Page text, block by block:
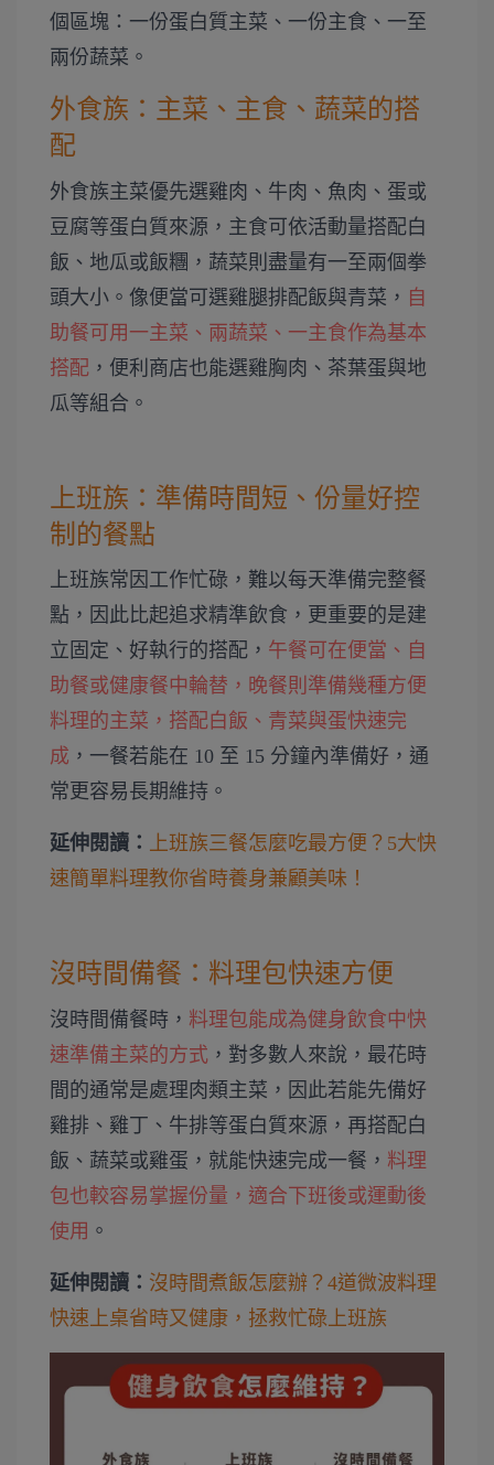
個區塊：一份蛋白質主菜、一份主食、一至
兩份蔬菜。
外食族：主菜、主食、蔬菜的搭
配
外食族主菜優先選雞肉、牛肉、魚肉、蛋或
豆腐等蛋白質來源，主食可依活動量搭配白
飯、地瓜或飯糰，蔬菜則盡量有一至兩個拳
頭大小。像便當可選雞腿排配飯與青菜， 自
助餐可用一主菜、兩蔬菜、一主食作為基本
搭配 ，便利商店也能選雞胸肉、茶葉蛋與地
瓜等組合。
上班族：準備時間短、份量好控
制的餐點
上班族常因工作忙碌，難以每天準備完整餐
點，因此比起追求精準飲食，更重要的是建
立固定、好執行的搭配， 午餐可在便當、自
助餐或健康餐中輪替，晚餐則準備幾種方便
料理的主菜，搭配白飯、青菜與蛋快速完
成 ，一餐若能在 10 至 15 分鐘內準備好，通
常更容易長期維持。
延伸閱讀： 上班族三餐怎麼吃最方便？5大快
速簡單料理教你省時養身兼顧美味！
沒時間備餐：料理包快速方便
沒時間備餐時， 料理包能成為健身飲食中快
速準備主菜的方式 ，對多數人來說，最花時
間的通常是處理肉類主菜，因此若能先備好
雞排、雞丁、牛排等蛋白質來源，再搭配白
飯、蔬菜或雞蛋，就能快速完成一餐， 料理
包也較容易掌握份量，適合下班後或運動後
使用 。
延伸閱讀： 沒時間煮飯怎麼辦？4道微波料理
快速上桌省時又健康，拯救忙碌上班族